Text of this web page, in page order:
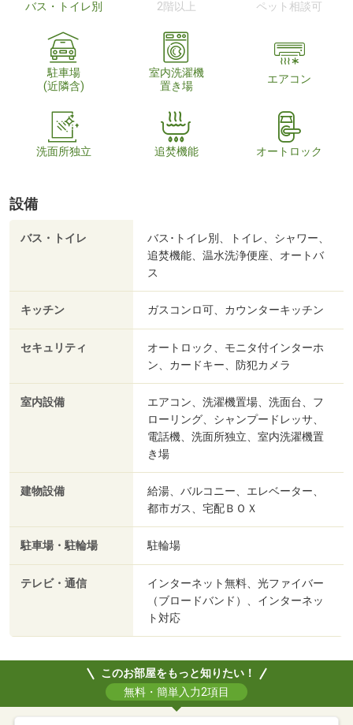
バス・トイレ別 2階以上 ペット相談可
駐車場
(近隣含)
室内洗濯機
置き場
エアコン
洗面所独立 追焚機能 オートロック
設備
バス・トイレ
バス･トイレ別、トイレ、シャワー、
追焚機能、温水洗浄便座、オートバ
ス
キッチン ガスコンロ可、カウンターキッチン
セキュリティ
オートロック、モニタ付インターホ
ン、カードキー、防犯カメラ
室内設備
エアコン、洗濯機置場、洗面台、フ
ローリング、シャンプードレッサ、
電話機、洗面所独立、室内洗濯機置
き場
建物設備
給湯、バルコニー、エレベーター、
都市ガス、宅配ＢＯＸ
駐車場・駐輪場 駐輪場
テレビ・通信
インターネット無料、光ファイバー
（ブロードバンド）、インターネッ
ト対応
このお部屋をもっと知りたい！
無料・簡単入力2項目